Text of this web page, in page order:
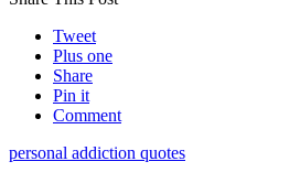
Tweet
Plus one
Share
Pin it
Comment
personal addiction quotes